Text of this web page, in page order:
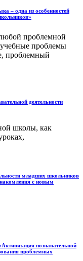
– одна из особенностей
проблемной
проблемы
проблемный
деятельности
школы, как
младших школьников
с новым
познавательной
проблемных